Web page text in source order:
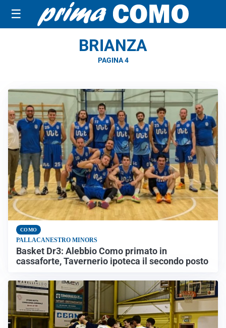
☰
BRIANZA
PAGINA 4
COMO
PALLACANESTRO MINORS
Basket Dr3: Alebbio Como primato in
cassaforte, Tavernerio ipoteca il secondo posto